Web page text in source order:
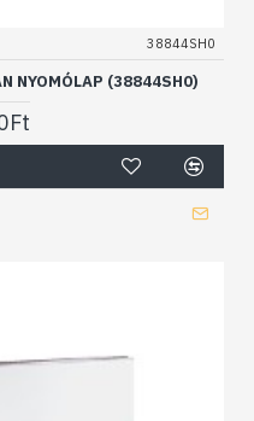
38844SH0
NYOMÓLAP (38844SH0)